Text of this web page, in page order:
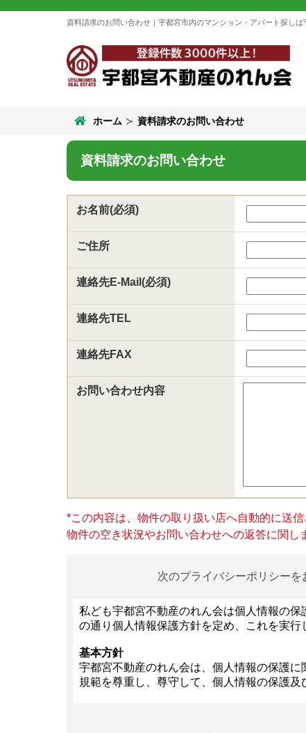
資料請求のお問い合わせ｜宇都宮市内のマンション・アパート探しは
ホーム 資料請求のお問い合わせ
資料請求のお問い合わせ
お名前(必須)
ご住所
連絡先E-Mail(必須)
連絡先TEL
連絡先FAX
お問い合わせ内容
*この内容は、物件の取り扱い店へ自動的に送信
物件の空き状況やお問い合わせへの返答に関し
次のプライバシーポリシーを